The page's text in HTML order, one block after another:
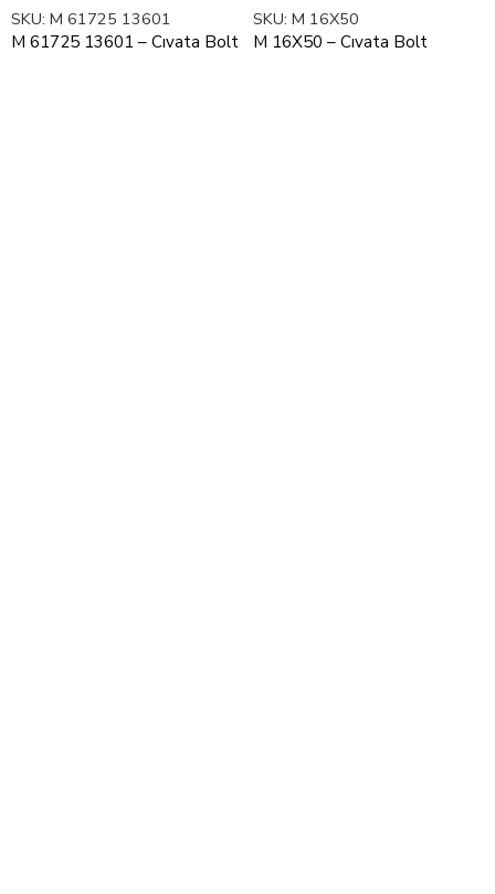
SKU: M 61725 13601
M 61725 13601 – Cıvata Bolt
SKU: M 16X50
M 16X50 – Cıvata Bolt